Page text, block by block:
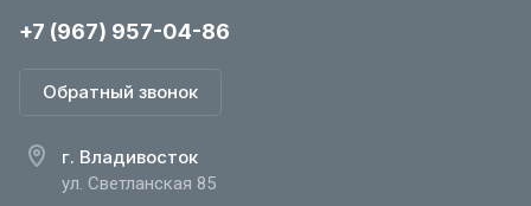
+7 (967) 957-04-86
Обратный звонок
г. Владивосток
ул. Светланская 85